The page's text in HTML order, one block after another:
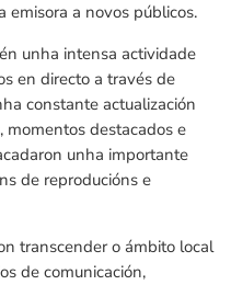
emisora a novos públicos.
unha intensa actividade
en directo a través de
constante actualización
momentos destacados e
unha importante
de reproducións e
transcender o ámbito local
de comunicación,